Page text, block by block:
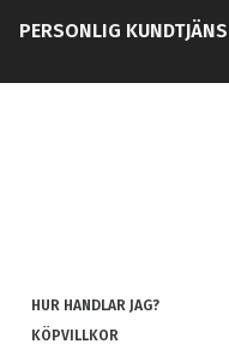
PERSONLIG
HUR HANDLAR JAG?
KÖPVILLKOR